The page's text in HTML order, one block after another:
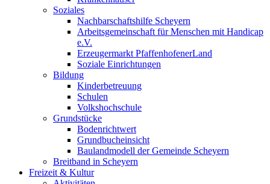
Soziales
Nachbarschaftshilfe Scheyern
Arbeitsgemeinschaft für Menschen mit Handicap
e.V.
Erzeugermarkt PfaffenhofenerLand
Soziale Einrichtungen
Bildung
Kinderbetreuung
Schulen
Volkshochschule
Grundstücke
Bodenrichtwert
Grundbucheinsicht
Baulandmodell der Gemeinde Scheyern
Breitband in Scheyern
Freizeit & Kultur